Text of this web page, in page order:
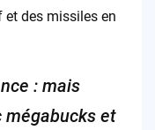
des missiles en
: mais
mégabucks et